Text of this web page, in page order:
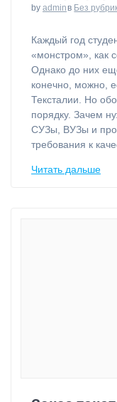
by adminв Без
⁠Каждый год
«монстром», как
Однако до них
конечно, можно,
Тексталии. Но
порядку. Зачем
СУЗы, ВУЗы и
требования к
Читать дальше